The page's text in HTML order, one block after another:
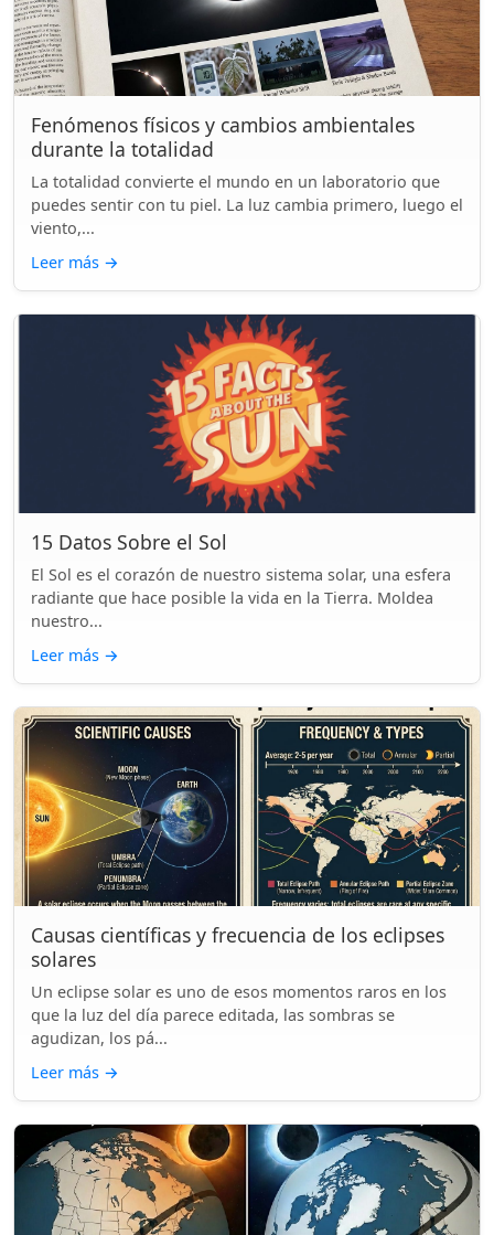
Fenómenos físicos y cambios ambientales
durante la totalidad
La totalidad convierte el mundo en un laboratorio que
puedes sentir con tu piel. La luz cambia primero, luego el
viento,...
Leer más →
15 Datos Sobre el Sol
El Sol es el corazón de nuestro sistema solar, una esfera
radiante que hace posible la vida en la Tierra. Moldea
nuestro...
Leer más →
Causas científicas y frecuencia de los eclipses
solares
Un eclipse solar es uno de esos momentos raros en los
que la luz del día parece editada, las sombras se
agudizan, los pá...
Leer más →